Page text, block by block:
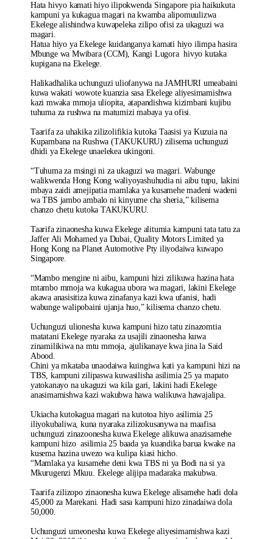
Hata hivyo kamati hiyo ilipokwenda Singapore pia haikukuta
kampuni ya kukagua magari na kwamba alipomuulizwa
Ekelege alishindwa kuwapeleka zilipo ofisi za ukaguzi wa
magari.
Hatua hiyo ya Ekelege kuidanganya kamati hiyo ilimpa hasira
Mbunge wa Mwibara (CCM), Kangi Lugora hivyo kutaka
kupigana na Ekelege.
Halikadhalika uchunguzi uliofanywa na JAMHURI umeabaini
kuwa wakati wowote kuanzia sasa Ekelege aliyesimamishwa
kazi mwaka mmoja uliopita, atapandishwa kizimbani kujibu
tuhuma za rushwa na matumizi mabaya ya ofisi.
Taarifa za uhakika zilizolifikia kutoka Taasisi ya Kuzuia na
Kupambana na Rushwa (TAKUKURU) zilisema uchunguzi
dhidi ya Ekelege unaelekea ukingoni.
“Tuhuma za msingi ni za ukaguzi wa magari. Wabunge
walikwenda Hong Kong waliyoyashuhudia ni aibu tupu, lakini
mbaya zaidi amejipatia mamlaka ya kusamehe madeni wadeni
wa TBS jambo ambalo ni kinyume cha sheria,” kilisema
chanzo chetu kutoka TAKUKURU.
Taarifa zinaonesha kuwa Ekelege alitumia kampuni tata tatu za
Jaffer Ali Mohamed ya Dubai, Quality Motors Limited ya
Hong Kong na Planet Automotive Pty iliyodaiwa kuwapo
Singapore.
“Mambo mengine ni aibu, kampuni hizi zilikuwa hazina hata
mtambo mmoja wa kukagua ubora wa magari, lakini Ekelege
akawa anasisitiza kuwa zinafanya kazi kwa ufanisi, hadi
wabunge walipobaini ujanja huo,” kilisema chanzo chetu.
Uchunguzi ulionesha kuwa kampuni hizo tatu zinazomtia
matatani Ekelege nyaraka za usajili zinaonesha kuwa
zinamilikiwa na mtu mmoja, ajulikanaye kwa jina la Said
Abood.
Chini ya mkataba unaodaiwa kuingiwa kati ya kampuni hizi na
TBS, kampuni zilipaswa kuwasilisha asilimia 25 ya mapato
yatokanayo na ukaguzi wa kila gari, lakini hadi Ekelege
anasimamishwa kazi wakubwa hawa walikuwa hawajalipa.
Ukiacha kutokagua magari na kutotoa hiyo asilimia 25
iliyokubaliwa, kuna nyaraka zilizokusanywa na maafisa
uchunguzi zinazoonesha kuwa Ekelege alikuwa anazisamehe
kampuni hizo asilimia 25 baada ya kuandika barua kwake na
kusema hazina uwezo wa kulipa kiasi hicho.
“Mamlaka ya kusamehe deni kwa TBS ni ya Bodi na si ya
Mkurugenzi Mkuu. Ekelege alijipa madaraka makubwa.
Taarifa zilizopo zinaonesha kuwa Ekelege alisamehe hadi dola
45,000 za Marekani. Hadi sasa kampuni hizo zinadaiwa dola
50,000.
Uchunguzi umeonesha kuwa Ekelege aliyesimamishwa kazi